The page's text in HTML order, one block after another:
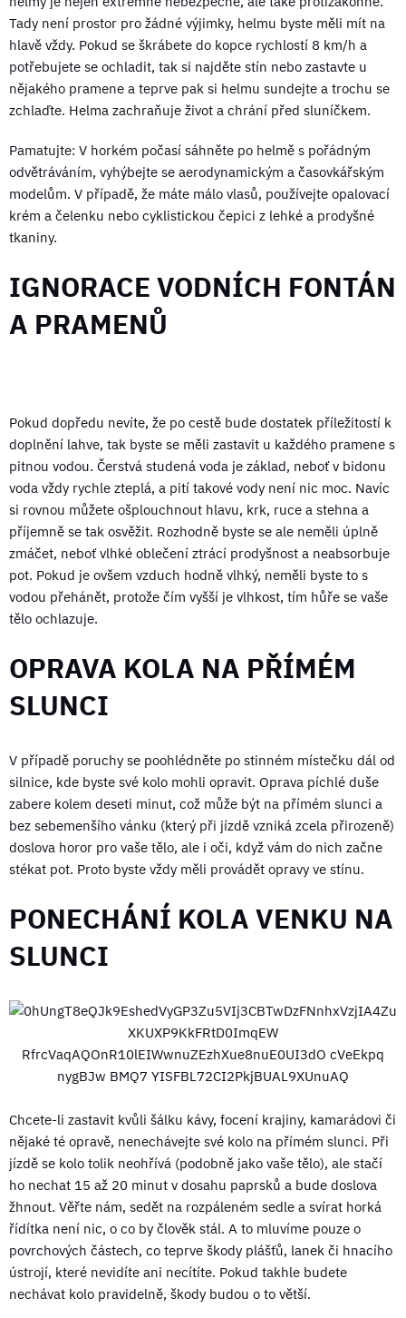
Tady není prostor pro žádné výjimky, helmu byste měli mít na
hlavě vždy. Pokud se škrábete do kopce rychlostí 8 km/h a
potřebujete se ochladit, tak si najděte stín nebo zastavte u
nějakého pramene a teprve pak si helmu sundejte a trochu se
zchlaďte. Helma zachraňuje život a chrání před sluníčkem.
Pamatujte: V horkém počasí sáhněte po helmě s pořádným
odvětráváním, vyhýbejte se aerodynamickým a časovkářským
modelům. V případě, že máte málo vlasů, používejte opalovací
krém a čelenku nebo cyklistickou čepici z lehké a prodyšné
tkaniny.
IGNORACE VODNÍCH FONTÁN
A PRAMENŮ
Pokud dopředu nevíte, že po cestě bude dostatek příležitostí k
doplnění lahve, tak byste se měli zastavit u každého pramene s
pitnou vodou. Čerstvá studená voda je základ, neboť v bidonu
voda vždy rychle zteplá, a pití takové vody není nic moc. Navíc
si rovnou můžete ošplouchnout hlavu, krk, ruce a stehna a
příjemně se tak osvěžit. Rozhodně byste se ale neměli úplně
zmáčet, neboť vlhké oblečení ztrácí prodyšnost a neabsorbuje
pot. Pokud je ovšem vzduch hodně vlhký, neměli byste to s
vodou přehánět, protože čím vyšší je vlhkost, tím hůře se vaše
tělo ochlazuje.
OPRAVA KOLA NA PŘÍMÉM
SLUNCI
V případě poruchy se poohlédněte po stinném místečku dál od
silnice, kde byste své kolo mohli opravit. Oprava píchlé duše
zabere kolem deseti minut, což může být na přímém slunci a
bez sebemenšího vánku (který při jízdě vzniká zcela přirozeně)
doslova horor pro vaše tělo, ale i oči, když vám do nich začne
stékat pot. Proto byste vždy měli provádět opravy ve stínu.
PONECHÁNÍ KOLA VENKU NA
SLUNCI
Chcete-li zastavit kvůli šálku kávy, focení krajiny, kamarádovi či
nějaké té opravě, nenechávejte své kolo na přímém slunci. Při
jízdě se kolo tolik neohřívá (podobně jako vaše tělo), ale stačí
ho nechat 15 až 20 minut v dosahu paprsků a bude doslova
žhnout. Věřte nám, sedět na rozpáleném sedle a svírat horká
řídítka není nic, o co by člověk stál. A to mluvíme pouze o
povrchových částech, co teprve škody plášťů, lanek či hnacího
ústrojí, které nevidíte ani necítíte. Pokud takhle budete
nechávat kolo pravidelně, škody budou o to větší.